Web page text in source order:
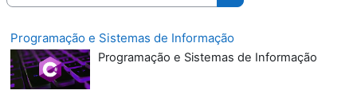
Kurse suchen
Programação e Sistemas de Informação
Programação e Sistemas de Informação